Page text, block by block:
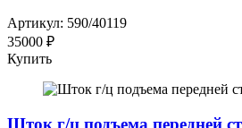
Артикул: 590/40119
35000 ₽
Купить
Шток г/ц подъема передней